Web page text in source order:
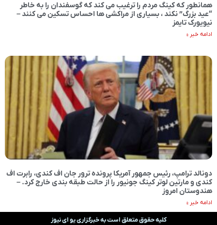
همانطور که کینگ مردم را ترغیب می کند که گوسفندان را به خاطر
“عید بزرگ” نکند ، بسیاری از مراکشی ها احساس تسکین می کنند –
نیویورک تایمز
ادامه خبر »
دونالد ترامپ، رئیس جمهور آمریکا پرونده ترور جان اف کندی، رابرت اف
کندی و مارتین لوتر کینگ جونیور را از حالت طبقه بندی خارج کرد. –
هندوستان امروز
ادامه خبر »
کلیه حقوق متعلق است به خبرگزاری یو ای نیوز